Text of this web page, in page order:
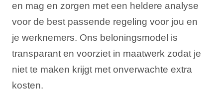
en mag en zorgen met een heldere analyse
voor de best passende regeling voor jou en
je werknemers. Ons beloningsmodel is
transparant en voorziet in maatwerk zodat je
niet te maken krijgt met onverwachte extra
kosten.